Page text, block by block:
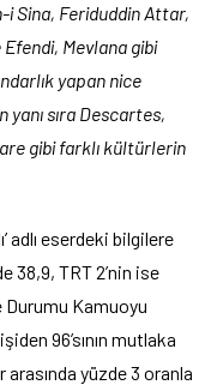
i Sina, Feriduddin Attar,
Mevlana gibi
yapan nice
sıra Descartes,
gibi farklı kültürlerin
adlı eserdeki bilgilere
38,9, TRT 2’nin ise
Durumu Kamuoyu
96’sının mutlaka
yüzde 3 oranla